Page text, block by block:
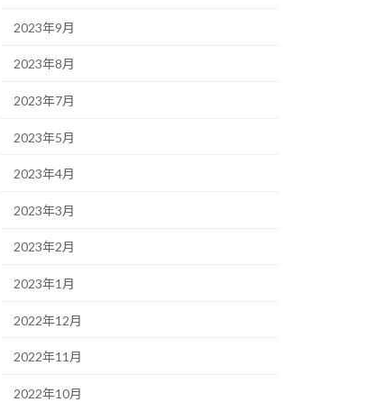
2023年9月
2023年8月
2023年7月
2023年5月
2023年4月
2023年3月
2023年2月
2023年1月
2022年12月
2022年11月
2022年10月